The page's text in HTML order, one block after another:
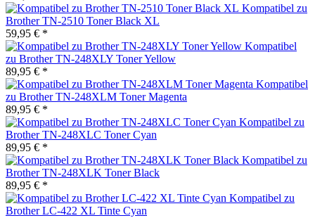
Kompatibel zu
Brother TN-2510 Toner Black XL
59,95 € *
Kompatibel
zu Brother TN-248XLY Toner Yellow
89,95 € *
Kompatibel
zu Brother TN-248XLM Toner Magenta
89,95 € *
Kompatibel zu
Brother TN-248XLC Toner Cyan
89,95 € *
Kompatibel zu
Brother TN-248XLK Toner Black
89,95 € *
Kompatibel zu
Brother LC-422 XL Tinte Cyan